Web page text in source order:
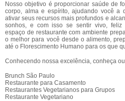
Nosso objetivo é proporcionar saúde de
corpo, alma e espírito, ajudando você a
ativar seus recursos mais profundos e
sonhos, e com isso se sentir vivo, feliz
espaço de restaurante com ambiente
o melhor para você desde o alimento,
até o Florescimento Humano para os que
Conhecendo nossa excelência, conheça
Brunch São Paulo
Restaurante para Casamento
Restaurantes Vegetarianos para Grupos
Restaurante Vegetariano